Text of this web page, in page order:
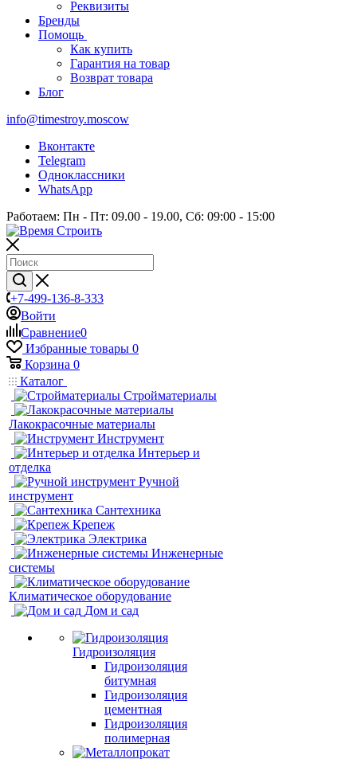
Реквизиты
Бренды
Помощь
Как купить
Гарантия на товар
Возврат товара
Блог
info@timestroy.moscow
Вконтакте
Telegram
Одноклассники
WhatsApp
Работаем: Пн - Пт: 09.00 - 19.00, Сб: 09:00 - 15:00
+7-499-136-8-333
Войти
Сравнение0
Избранные товары 0
Корзина 0
Каталог
Стройматериалы
Лакокрасочные материалы
Инструмент
Интерьер и
отделка
Ручной
инструмент
Сантехника
Крепеж
Электрика
Инженерные
системы
Климатическое оборудование
Дом и сад
Гидроизоляция
Гидроизоляция
битумная
Гидроизоляция
цементная
Гидроизоляция
полимерная